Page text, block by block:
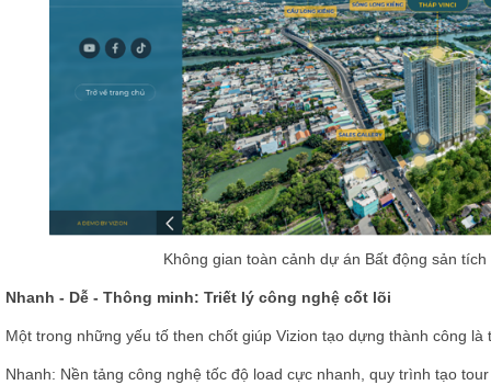
Không gian toàn cảnh dự án Bất động sản
Nhanh - Dễ - Thông minh: Triết lý công nghệ cốt lõi
Một trong những yếu tố then chốt giúp Vizion tạo dựng thành công
Nhanh: Nền tảng công nghệ tốc độ load cực nhanh, quy trình tạo